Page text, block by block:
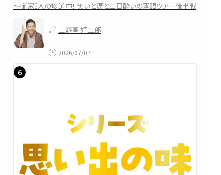
～噺家3人の珍道中！ 笑いと涙と二日酔いの落語ツアー後半戦
三遊亭 好二郎
2026/07/07